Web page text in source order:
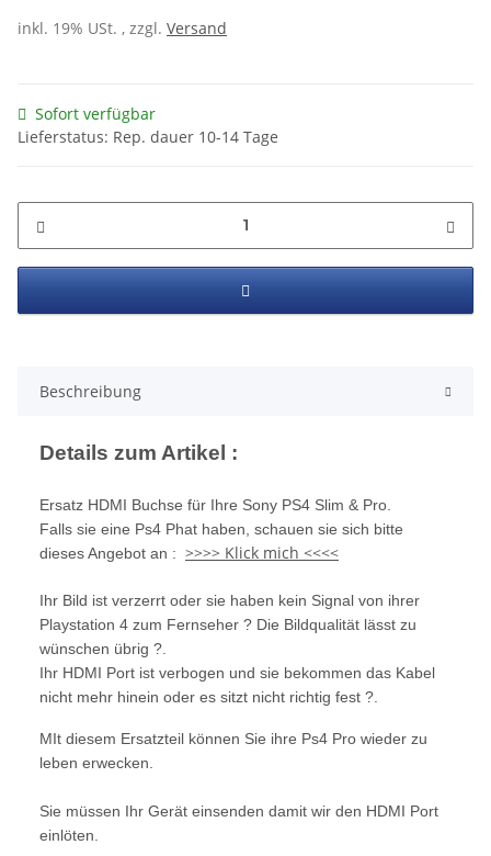
inkl. 19% USt. , zzgl. Versand
Sofort verfügbar
Lieferstatus: Rep. dauer 10-14 Tage
Beschreibung
Details zum Artikel :
Ersatz HDMI Buchse für Ihre Sony PS4 Slim & Pro.
Falls sie eine Ps4 Phat haben, schauen sie sich bitte
dieses Angebot an : >>>> Klick mich <<<<
Ihr Bild ist verzerrt oder sie haben kein Signal von ihrer
Playstation 4 zum Fernseher ? Die Bildqualität lässt zu
wünschen übrig ?.
Ihr HDMI Port ist verbogen und sie bekommen das Kabel
nicht mehr hinein oder es sitzt nicht richtig fest ?.
MIt diesem Ersatzteil können Sie ihre Ps4 Pro wieder zu
leben erwecken.
Sie müssen Ihr Gerät einsenden damit wir den HDMI Port
einlöten.